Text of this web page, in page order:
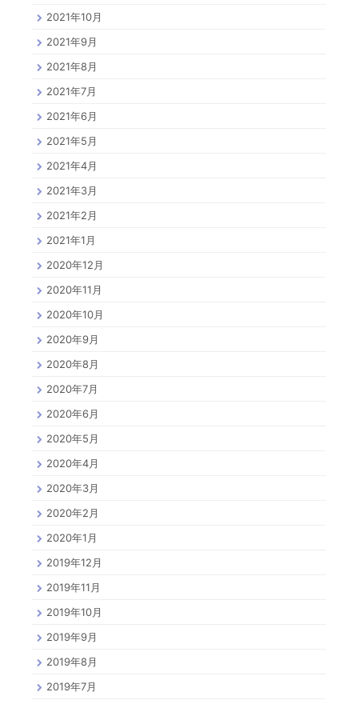
2021年10月
2021年9月
2021年8月
2021年7月
2021年6月
2021年5月
2021年4月
2021年3月
2021年2月
2021年1月
2020年12月
2020年11月
2020年10月
2020年9月
2020年8月
2020年7月
2020年6月
2020年5月
2020年4月
2020年3月
2020年2月
2020年1月
2019年12月
2019年11月
2019年10月
2019年9月
2019年8月
2019年7月